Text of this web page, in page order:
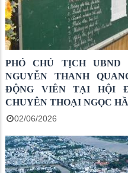
PHÓ CHỦ TỊCH UBND
NGUYỄN THANH
ĐỘNG VIÊN TẠI HỘI
CHUYÊN THOẠI NGỌC
02/06/2026